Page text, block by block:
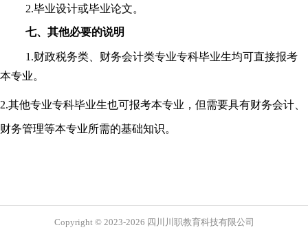
2.毕业设计或毕业论文。
七、其他必要的说明
1.财政税务类、财务会计类专业专科毕业生均可直接报考
本专业。
2.其他专业专科毕业生也可报考本专业，但需要具有财务会计、
财务管理等本专业所需的基础知识。
Copyright © 2023-2026 四川川职教育科技有限公司